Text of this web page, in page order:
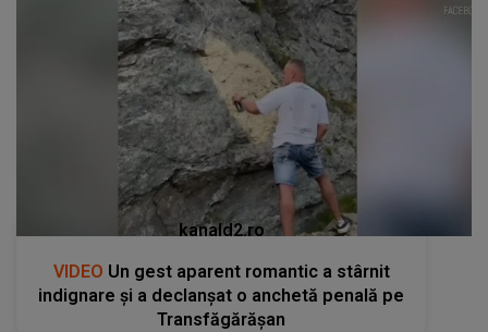
kanald2.ro
VIDEO Un gest aparent romantic a stârnit
indignare și a declanșat o anchetă penală pe
Transfăgărășan